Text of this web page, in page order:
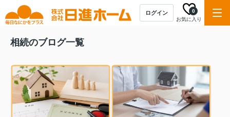
ログイン
お気に入り
0
相続のブログ一覧